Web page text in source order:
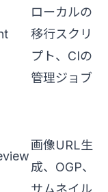
ローカルの
移行スクリ
プト、CIの
管理ジョブ
画像URL生
成、OGP、
サムネイル